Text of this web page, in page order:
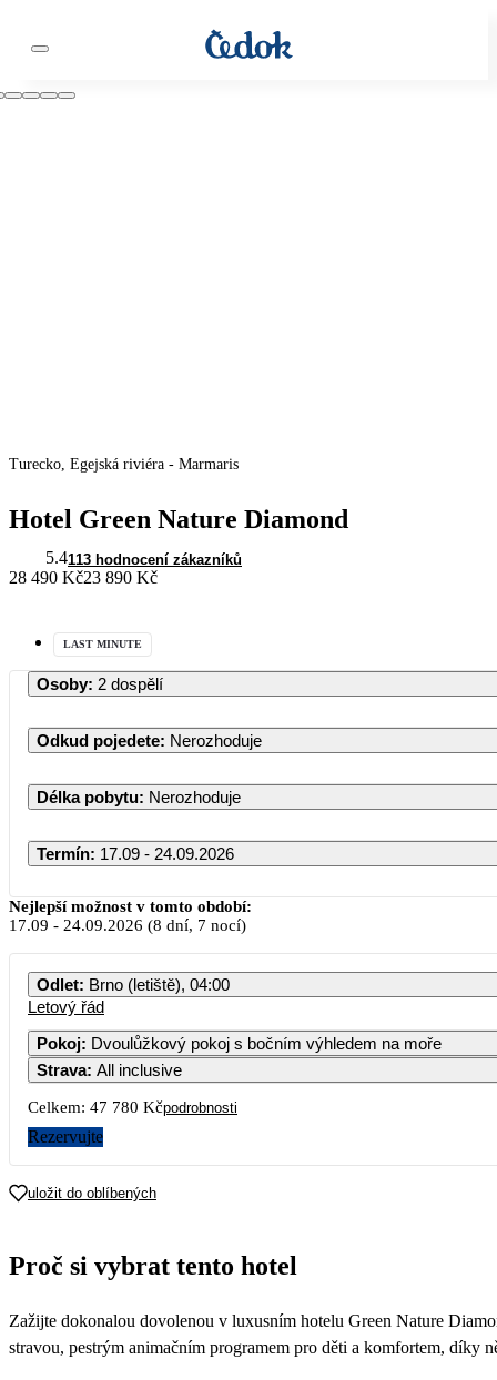
Turecko, Egejská riviéra - Marmaris
Hotel Green Nature Diamond
5.4113 hodnocení zákazníků
28 490 Kč23 890 Kč
LAST MINUTE
Osoby: 2 dospělí
Odkud pojedete: Nerozhoduje
Délka pobytu: Nerozhoduje
Termín: 17.09 - 24.09.2026
Nejlepší možnost v tomto období:
17.09 - 24.09.2026 (8 dní, 7 nocí)
Odlet: Brno (letiště), 04:00
Letový řád
Pokoj: Dvoulůžkový pokoj s bočním výhledem na moře
Strava: All inclusive
Celkem: 47 780 Kčpodrobnosti
Rezervujte
uložit do oblíbených
Proč si vybrat tento hotel
Zažijte dokonalou dovolenou v luxusním hotelu Green Nature
stravou, pestrým animačním programem pro děti a komfortem, díky